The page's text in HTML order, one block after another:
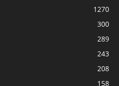
1270
300
289
243
208
158